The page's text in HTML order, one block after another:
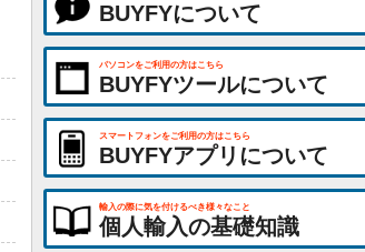
BUYFYについて
パソコンをご利用の方はこちら
BUYFYツールについて
スマートフォンをご利用の方はこちら
BUYFYアプリについて
輸入の際に気を付けるべき様々なこと
個人輸入の基礎知識